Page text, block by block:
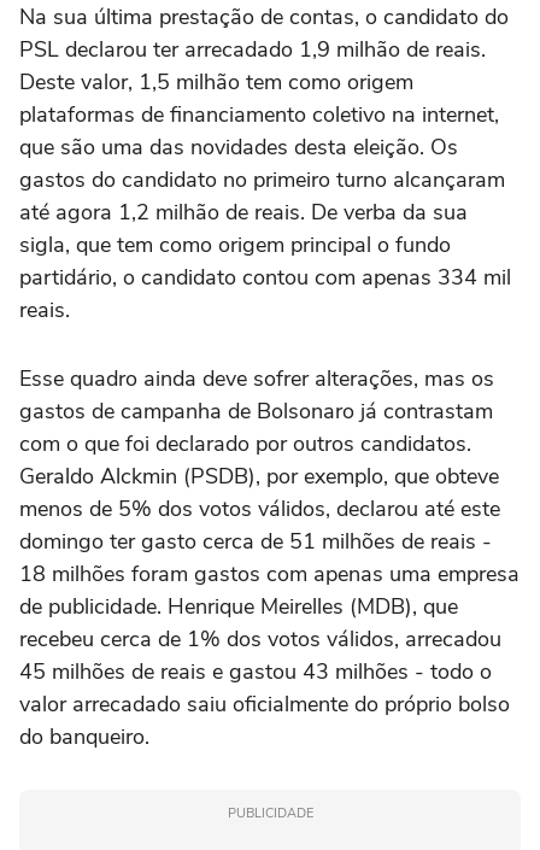
Na sua última prestação de contas, o candidato do
PSL declarou ter arrecadado 1,9 milhão de reais.
Deste valor, 1,5 milhão tem como origem
plataformas de financiamento coletivo na internet,
que são uma das novidades desta eleição. Os
gastos do candidato no primeiro turno alcançaram
até agora 1,2 milhão de reais. De verba da sua
sigla, que tem como origem principal o fundo
partidário, o candidato contou com apenas 334 mil
reais.
Esse quadro ainda deve sofrer alterações, mas os
gastos de campanha de Bolsonaro já contrastam
com o que foi declarado por outros candidatos.
Geraldo Alckmin (PSDB), por exemplo, que obteve
menos de 5% dos votos válidos, declarou até este
domingo ter gasto cerca de 51 milhões de reais -
18 milhões foram gastos com apenas uma empresa
de publicidade. Henrique Meirelles (MDB), que
recebeu cerca de 1% dos votos válidos, arrecadou
45 milhões de reais e gastou 43 milhões - todo o
valor arrecadado saiu oficialmente do próprio bolso
do banqueiro.
PUBLICIDADE